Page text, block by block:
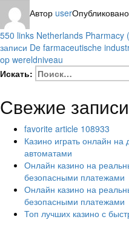
Автор userОпубликовано
550 links Netherlands Pharmacy
записи De farmaceutische
op wereldniveau
Искать:
Свежие записи
favorite article 108933
Казино играть онлайн
автоматами
Онлайн казино на
безопасными платежами
Онлайн казино на
безопасными платежами
Топ лучших казино с